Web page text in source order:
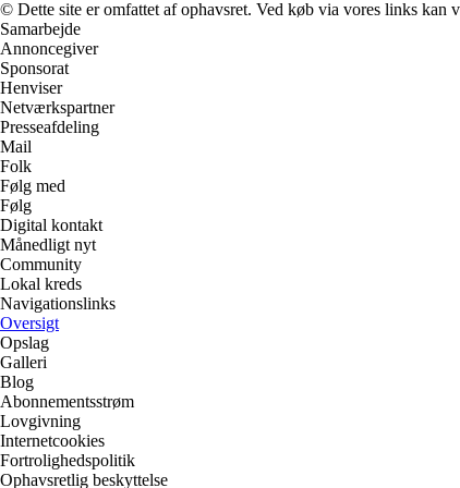
© Dette site er omfattet af ophavsret. Ved køb via vores links
Samarbejde
Annoncegiver
Sponsorat
Henviser
Netværkspartner
Presseafdeling
Mail
Folk
Følg med
Følg
Digital kontakt
Månedligt nyt
Community
Lokal kreds
Navigationslinks
Oversigt
Opslag
Galleri
Blog
Abonnementsstrøm
Lovgivning
Internetcookies
Fortrolighedspolitik
Ophavsretlig beskyttelse